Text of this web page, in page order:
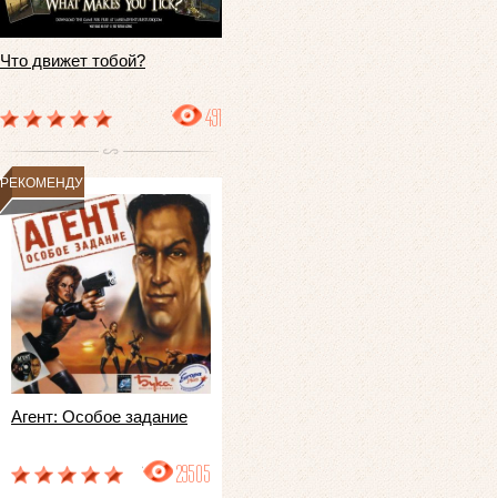
Что движет тобой?
491
РЕКОМЕНДУЕМ
Агент: Особое задание
29505